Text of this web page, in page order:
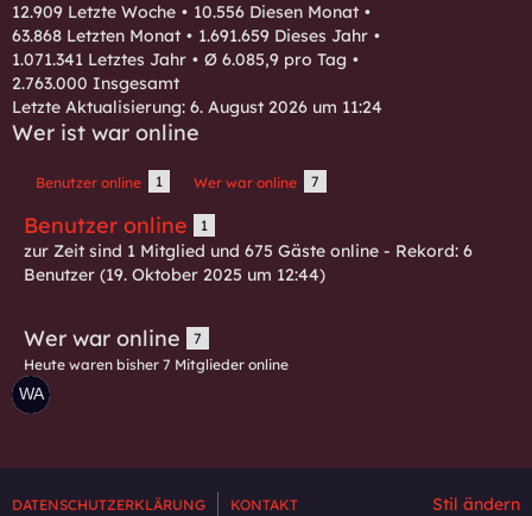
12.909 Letzte Woche
10.556 Diesen Monat
63.868 Letzten Monat
1.691.659 Dieses Jahr
1.071.341 Letztes Jahr
Ø 6.085,9 pro Tag
2.763.000 Insgesamt
Letzte Aktualisierung: 6. August 2026 um 11:24
Wer ist war online
Benutzer online 1 Wer war online 7
Benutzer online 1
zur Zeit sind 1 Mitglied und 675 Gäste online - Rekord: 6
Benutzer (19. Oktober 2025 um 12:44)
Wer war online
7
Heute waren bisher 7 Mitglieder online
Stil ändern
DATENSCHUTZERKLÄRUNG KONTAKT